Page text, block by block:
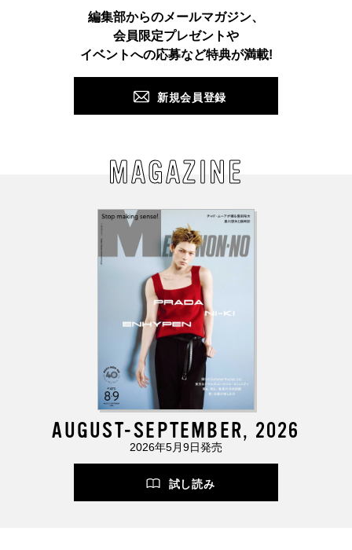
TikTok Facebook Pinterest LINE
編集部からのメールマガジン、
会員限定プレゼントや
イベントへの応募など特典が満載!
新規会員登録
MAGAZINE
AUGUST-SEPTEMBER, 2026
2026年5月9日発売
試し読み